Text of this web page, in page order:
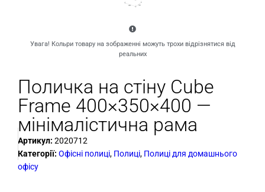
Увага! Кольри товару на зображенні можуть трохи відрізнятися від
реальних
Поличка на стіну Сube
Frame 400×350×400 —
мінімалістична рама
Артикул: 2020712
Категорії: Офісні полиці, Полиці, Полиці для домашнього
офісу